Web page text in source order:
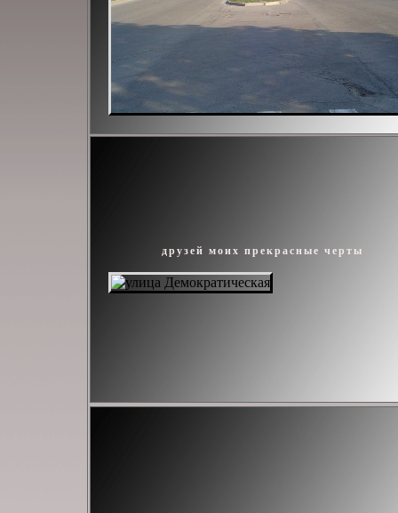
друзей моих прекрасные черты